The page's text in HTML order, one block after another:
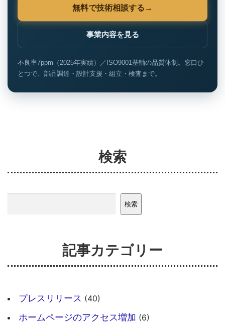
無料で技術相談する
事業内容を見る
不良率7ppm（2025年実績）／ISO9001基軸の品質体制。窓口ひ
とつで、部品調達・設計支援・組立・検査まで。
検索
検索
記事カテゴリー
プレスリリース (40)
ホームページのアクセス増加 (6)